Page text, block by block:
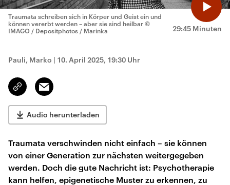
29:45 Minuten
Traumata schreiben sich in Körper und Geist ein und
können vererbt werden – aber sie sind heilbar ©
IMAGO / Depositphotos / Marinka
Pauli, Marko | 10. April 2025, 19:30 Uhr
Link
kopieren/teilen
Email
Audio herunterladen
Traumata verschwinden nicht einfach – sie können
von einer Generation zur nächsten weitergegeben
werden. Doch die gute Nachricht ist: Psychotherapie
kann helfen, epigenetische Muster zu erkennen, zu